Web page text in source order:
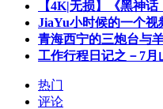
【4K|无损】《黑神
JiaYu小时候的一个
青海西宁的三炮台与
工作行程日记之－7月
热门
评论